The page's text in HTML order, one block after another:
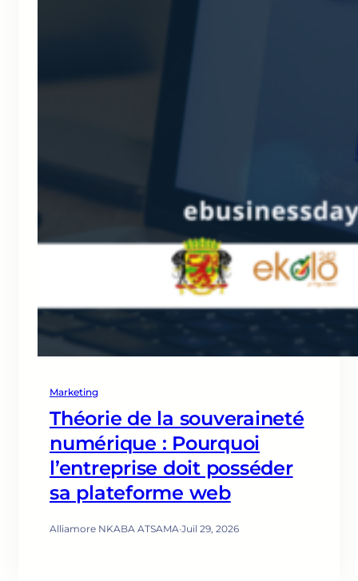
Marketing
Théorie de la souveraineté
numérique : Pourquoi
l’entreprise doit posséder
sa plateforme web
Alliamore NKABA ATSAMA·Juil 29, 2026